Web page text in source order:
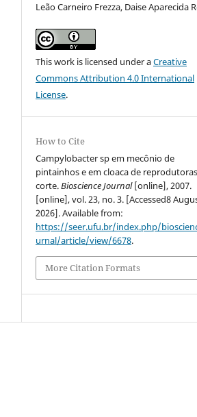
Leão Carneiro Frezza, Daise Aparecida
This work is licensed under aCreative
Commons Attribution 4.0 International
License.
How to Cite
Campylobacter sp em mecônio de
pintainhos e em cloaca de
corte.Bioscience Journal[online], 2007.
[online], vol. 23, no. 3. [Accessed8
2026]. Available from:
https://seer.ufu.br/index.php/
urnal/article/view/6678.
More Citation Formats